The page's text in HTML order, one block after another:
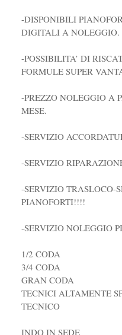
-DISPONIBILI
DIGITALI A NOLEGGIO.
-POSSIBILITA’ DI
FORMULE SUPER
-PREZZO NOLEGGIO A
MESE.
-SERVIZIO
-SERVIZIO
-SERVIZIO TRASLOCO-
PIANOFORTI!!!!
-SERVIZIO NOLEGGIO
1/2 CODA
3/4 CODA
GRAN CODA
TECNICI ALTAMENTE
TECNICO
INDO IN SEDE